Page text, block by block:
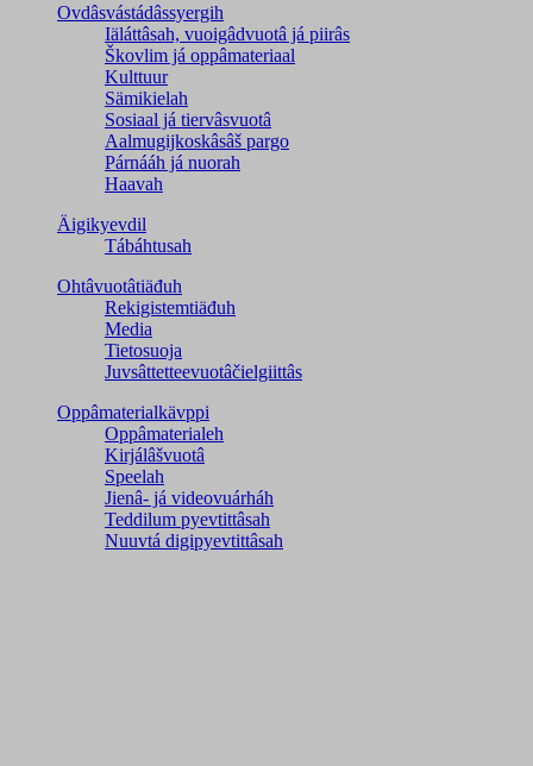
Ovdâsvástádâssyergih
Iäláttâsah, vuoigâdvuotâ já piirâs
Škovlim já oppâmateriaal
Kulttuur
Sämikielah
Sosiaal já tiervâsvuotâ
Aalmugijkoskâsâš pargo
Párnááh já nuorah
Haavah
Äigikyevdil
Tábáhtusah
Ohtâvuotâtiäđuh
Rekigistemtiäđuh
Media
Tietosuoja
Juvsâttetteevuotâčielgiittâs
Oppâmaterialkävppi
Oppâmaterialeh
Kirjálâšvuotâ
Speelah
Jienâ- já videovuárháh
Teddilum pyevtittâsah
Nuuvtá digipyevtittâsah